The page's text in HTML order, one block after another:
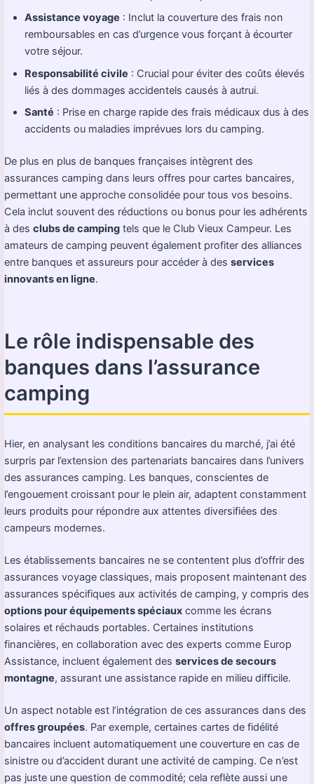
Assistance voyage : Inclut la couverture des frais non
remboursables en cas d’urgence vous forçant à écourter
votre séjour.
Responsabilité civile : Crucial pour éviter des coûts élevés
liés à des dommages accidentels causés à autrui.
Santé : Prise en charge rapide des frais médicaux dus à des
accidents ou maladies imprévues lors du camping.
De plus en plus de banques françaises intègrent des
assurances camping dans leurs offres pour cartes bancaires,
permettant une approche consolidée pour tous vos besoins.
Cela inclut souvent des réductions ou bonus pour les adhérents
à des clubs de camping tels que le Club Vieux Campeur. Les
amateurs de camping peuvent également profiter des alliances
entre banques et assureurs pour accéder à des services
innovants en ligne.
Le rôle indispensable des
banques dans l’assurance
camping
Hier, en analysant les conditions bancaires du marché, j’ai été
surpris par l’extension des partenariats bancaires dans l’univers
des assurances camping. Les banques, conscientes de
l’engouement croissant pour le plein air, adaptent constamment
leurs produits pour répondre aux attentes diversifiées des
campeurs modernes.
Les établissements bancaires ne se contentent plus d’offrir des
assurances voyage classiques, mais proposent maintenant des
assurances spécifiques aux activités de camping, y compris des
options pour équipements spéciaux comme les écrans
solaires et réchauds portables. Certaines institutions
financières, en collaboration avec des experts comme Europ
Assistance, incluent également des services de secours
montagne, assurant une assistance rapide en milieu difficile.
Un aspect notable est l’intégration de ces assurances dans des
offres groupées. Par exemple, certaines cartes de fidélité
bancaires incluent automatiquement une couverture en cas de
sinistre ou d’accident durant une activité de camping. Ce n’est
pas juste une question de commodité; cela reflète aussi une